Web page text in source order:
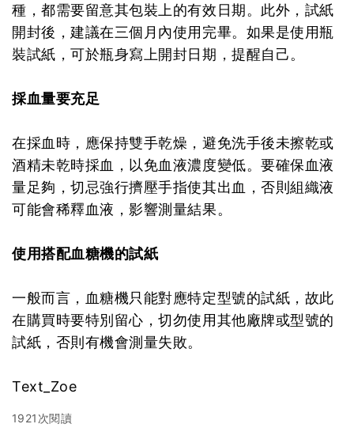
種，都需要留意其包裝上的有效日期。此外，試紙
開封後，建議在三個月內使用完畢。如果是使用瓶
裝試紙，可於瓶身寫上開封日期，提醒自己。
採血量要充足
在採血時，應保持雙手乾燥，避免洗手後未擦乾或
酒精未乾時採血，以免血液濃度變低。要確保血液
量足夠，切忌強行擠壓手指使其出血，否則組織液
可能會稀釋血液，影響測量結果。
使用搭配血糖機的試紙
一般而言，血糖機只能對應特定型號的試紙，故此
在購買時要特別留心，切勿使用其他廠牌或型號的
試紙，否則有機會測量失敗。
Text_Zoe
1921次閱讀